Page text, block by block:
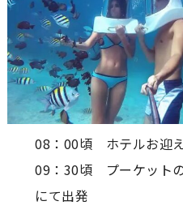
08：00頃 ホテルお迎
09：30頃 プーケット
にて出発